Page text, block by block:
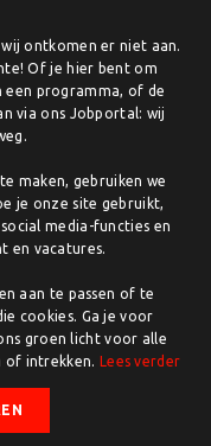
of een werkruimte
worden ingediend
van
en Nieuwe
fysieke verzamelplek
uit de creatieve
hebben. Een
voor
en nieuwe
die in
doen voor
samenwerking met
DUTCH
ENGLISH
ontkomen er niet aan.
Of je hier bent om
een programma, of de
via ons Jobportal: wij
maken, gebruiken we
je onze site gebruikt,
media-functies en
en vacatures.
aan te passen of te
cookies. Ga je voor
groen licht voor alle
of intrekken. Lees verder